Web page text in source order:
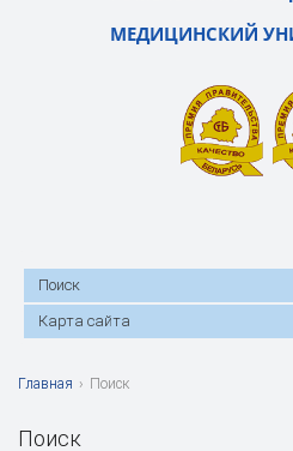
МЕДИЦИНСКИЙ
Поиск
Карта сайта
Главная › Поиск
Поиск